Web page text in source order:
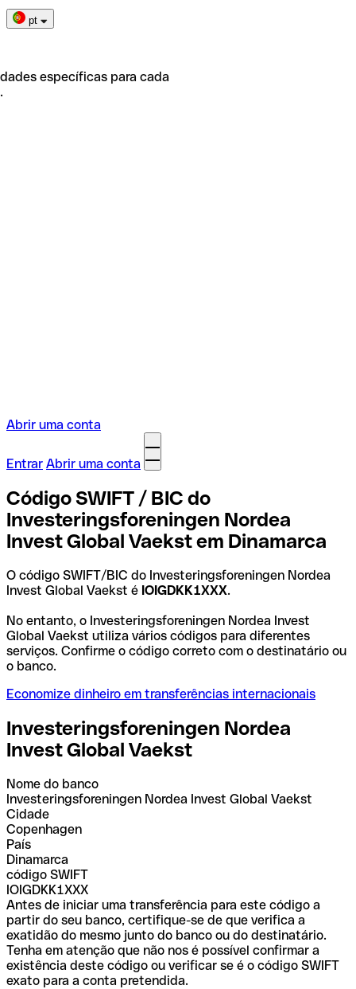
pt
específicas para cada
Abrir uma conta
Entrar Abrir uma conta
Código SWIFT / BIC do
Investeringsforeningen Nordea
Invest Global Vaekst em Dinamarca
O código SWIFT/BIC do Investeringsforeningen Nordea
Invest Global Vaekst é IOIGDKK1XXX.
No entanto, o Investeringsforeningen Nordea Invest
Global Vaekst utiliza vários códigos para diferentes
serviços. Confirme o código correto com o destinatário ou
o banco.
Economize dinheiro em transferências internacionais
Investeringsforeningen Nordea
Invest Global Vaekst
Nome do banco
Investeringsforeningen Nordea Invest Global Vaekst
Cidade
Copenhagen
País
Dinamarca
código SWIFT
IOIGDKK1XXX
Antes de iniciar uma transferência para este código a
partir do seu banco, certifique-se de que verifica a
exatidão do mesmo junto do banco ou do destinatário.
Tenha em atenção que não nos é possível confirmar a
existência deste código ou verificar se é o código SWIFT
exato para a conta pretendida.